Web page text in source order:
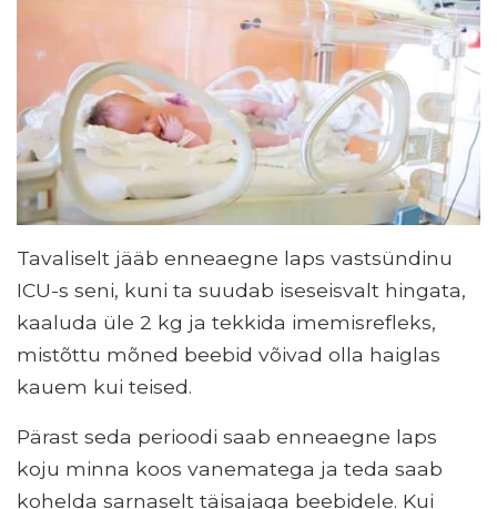
Tavaliselt jääb enneaegne laps vastsündinu
ICU-s seni, kuni ta suudab iseseisvalt hingata,
kaaluda üle 2 kg ja tekkida imemisrefleks,
mistõttu mõned beebid võivad olla haiglas
kauem kui teised.
Pärast seda perioodi saab enneaegne laps
koju minna koos vanematega ja teda saab
kohelda sarnaselt täisajaga beebidele. Kui